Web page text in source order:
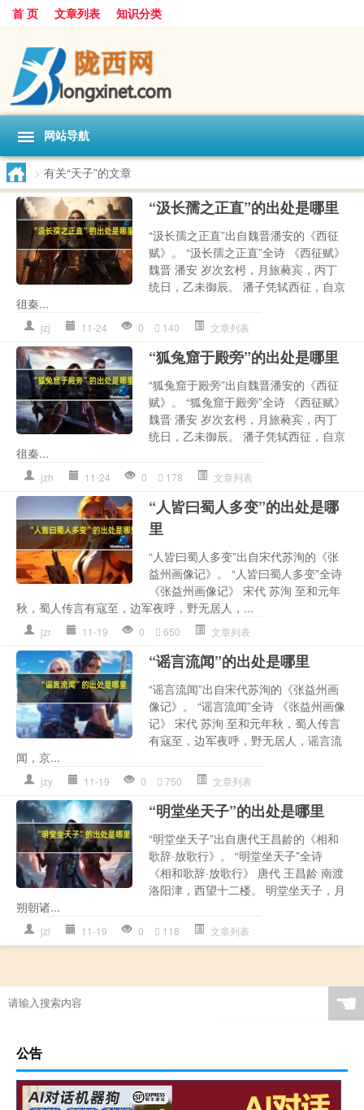
首 页 文章列表 知识分类
网站导航
> 有关“天子”的文章
“汲长孺之正直”的出处是哪里
“汲长孺之正直”出自魏晋潘安的《西征
赋》。 “汲长孺之正直”全诗 《西征赋》
魏晋 潘安 岁次玄枵，月旅蕤宾，丙丁
统日，乙未御辰。 潘子凭轼西征，自京
徂秦...
jzj 11-24 0 140 文章列表
“狐兔窟于殿旁”的出处是哪里
“狐兔窟于殿旁”出自魏晋潘安的《西征
赋》。 “狐兔窟于殿旁”全诗 《西征赋》
魏晋 潘安 岁次玄枵，月旅蕤宾，丙丁
统日，乙未御辰。 潘子凭轼西征，自京
徂秦...
jzh 11-24 0 178 文章列表
“人皆曰蜀人多变”的出处是哪
里
“人皆曰蜀人多变”出自宋代苏洵的《张
益州画像记》。 “人皆曰蜀人多变”全诗
《张益州画像记》 宋代 苏洵 至和元年
秋，蜀人传言有寇至，边军夜呼，野无居人，...
jzr 11-19 0 650 文章列表
“谣言流闻”的出处是哪里
“谣言流闻”出自宋代苏洵的《张益州画
像记》。 “谣言流闻”全诗 《张益州画像
记》 宋代 苏洵 至和元年秋，蜀人传言
有寇至，边军夜呼，野无居人，谣言流
闻，京...
jzy 11-19 0 750 文章列表
“明堂坐天子”的出处是哪里
“明堂坐天子”出自唐代王昌龄的《相和
歌辞·放歌行》。 “明堂坐天子”全诗
《相和歌辞·放歌行》 唐代 王昌龄 南渡
洛阳津，西望十二楼。 明堂坐天子，月
朔朝诸...
jzl 11-19 0 118 文章列表
☚
公告